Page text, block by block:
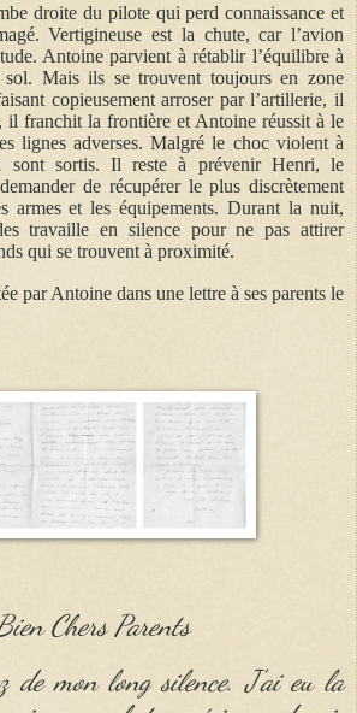
droite du pilote qui perd connaissance et
Vertigineuse est la chute, car l’avion
Antoine parvient à rétablir l’équilibre à
Mais ils se trouvent toujours en zone
copieusement arroser par l’artillerie, il
il franchit la frontière et Antoine réussit à le
lignes adverses. Malgré le choc violent à
sont sortis. Il reste à prévenir Henri, le
de récupérer le plus discrètement
armes et les équipements. Durant la nuit,
travaille en silence pour ne pas attirer
qui se trouvent à proximité.
par Antoine dans une lettre à ses parents le
Chers Parents
de mon long silence. J'ai eu la